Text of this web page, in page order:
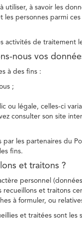
à savoir les
personnes parmi
de traitement
nous vos
à des fins :
;
ou légale, celles-ci
consulter son site
les partenaires du
fins.
et traitons ?
personnel
et traitons
à formuler, ou
et traitées sont les